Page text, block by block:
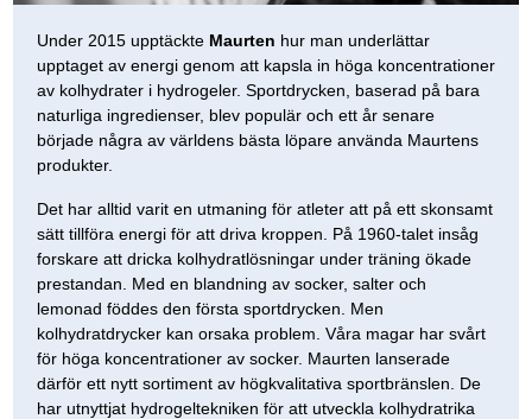
Under 2015 upptäckte Maurten hur man underlättar
upptaget av energi genom att kapsla in höga koncentrationer
av kolhydrater i hydrogeler. Sportdrycken, baserad på bara
naturliga ingredienser, blev populär och ett år senare
började några av världens bästa löpare använda Maurtens
produkter.
Det har alltid varit en utmaning för atleter att på ett skonsamt
sätt tillföra energi för att driva kroppen. På 1960-talet insåg
forskare att dricka kolhydratlösningar under träning ökade
prestandan. Med en blandning av socker, salter och
lemonad föddes den första sportdrycken. Men
kolhydratdrycker kan orsaka problem. Våra magar har svårt
för höga koncentrationer av socker. Maurten lanserade
därför ett nytt sortiment av högkvalitativa sportbränslen. De
har utnyttjat hydrogeltekniken för att utveckla kolhydratrika